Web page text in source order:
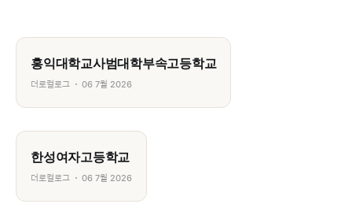
홍익대학교사범대학부속고등학교
더로컬로그 06 7월 2026
한성여자고등학교
더로컬로그 06 7월 2026